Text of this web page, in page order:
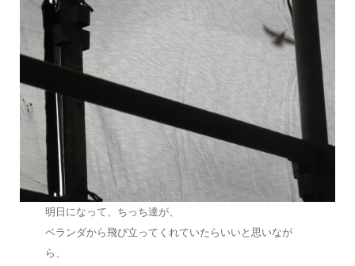
明日になって、ちっち達が、
ベランダから飛び立ってくれていたらいいと思いなが
ら、